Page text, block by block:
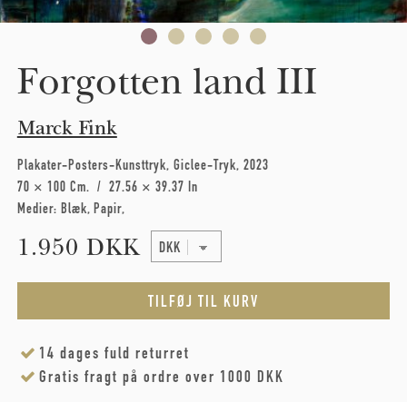
Forgotten land III
Marck Fink
Plakater-Posters-Kunsttryk Giclee-Tryk 2023
70 × 100 Cm
27.56 × 39.37 In
Medier: Blæk Papir
1.950 DKK
14 dages fuld returret
Gratis fragt på ordre over 1000 DKK